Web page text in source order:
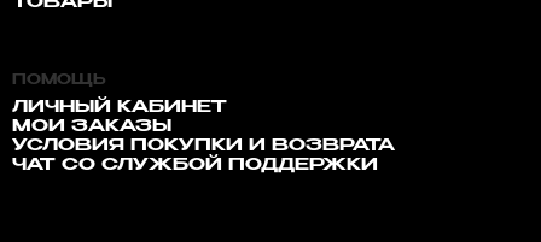
ПОМОЩЬ
ЛИЧНЫЙ КАБИНЕТ
МОИ ЗАКАЗЫ
УСЛОВИЯ ПОКУПКИ И ВОЗВРАТА
ЧАТ СО СЛУЖБОЙ ПОДДЕРЖКИ